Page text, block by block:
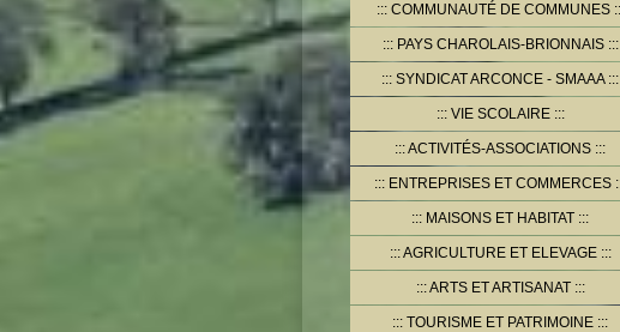
COMMUNAUTÉ DE COMMUNES
PAYS CHAROLAIS-BRIONNAIS
SYNDICAT ARCONCE - SMAAA
VIE SCOLAIRE
ACTIVITÉS-ASSOCIATIONS
ENTREPRISES ET COMMERCES
MAISONS ET HABITAT
AGRICULTURE ET ELEVAGE
ARTS ET ARTISANAT
TOURISME ET PATRIMOINE